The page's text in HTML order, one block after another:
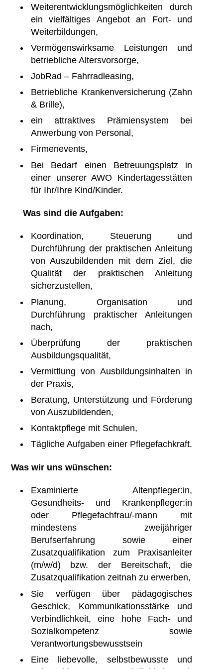
Weiterentwicklungsmöglichkeiten durch
ein vielfältiges Angebot an Fort- und
Weiterbildungen,
Vermögenswirksame Leistungen und
betriebliche Altersvorsorge,
JobRad – Fahrradleasing,
Betriebliche Krankenversicherung (Zahn
& Brille),
ein attraktives Prämiensystem bei
Anwerbung von Personal,
Firmenevents,
Bei Bedarf einen Betreuungsplatz in
einer unserer AWO Kindertagesstätten
für Ihr/Ihre Kind/Kinder.
Was sind die Aufgaben:
Koordination, Steuerung und
Durchführung der praktischen Anleitung
von Auszubildenden mit dem Ziel, die
Qualität der praktischen Anleitung
sicherzustellen,
Planung, Organisation und
Durchführung praktischer Anleitungen
nach,
Überprüfung der praktischen
Ausbildungsqualität,
Vermittlung von Ausbildungsinhalten in
der Praxis,
Beratung, Unterstützung und Förderung
von Auszubildenden,
Kontaktpflege mit Schulen,
Tägliche Aufgaben einer Pflegefachkraft.
Was wir uns wünschen:
Examinierte Altenpfleger:in,
Gesundheits- und Krankenpfleger:in
oder Pflegefachfrau/-mann mit
mindestens zweijähriger
Berufserfahrung sowie einer
Zusatzqualifikation zum Praxisanleiter
(m/w/d) bzw. der Bereitschaft, die
Zusatzqualifikation zeitnah zu erwerben,
Sie verfügen über pädagogisches
Geschick, Kommunikationsstärke und
Verbindlichkeit, eine hohe Fach- und
Sozialkompetenz sowie
Verantwortungsbewusstsein
Eine liebevolle, selbstbewusste und